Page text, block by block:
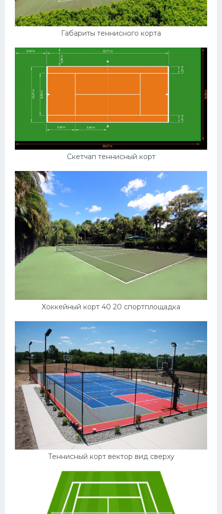
Габариты теннисного корта
Скетчап теннисный корт
Хоккейный корт 40 20 спортплощадка
Теннисный корт вектор вид сверху